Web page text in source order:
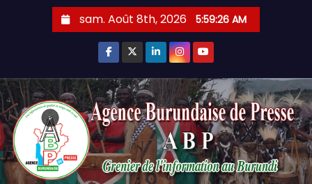
sam. Août 8th, 2026 5:59:27 AM